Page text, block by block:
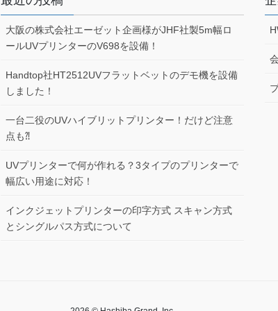
大阪の株式会社エーゼット企画様がJHF社製5m幅ロ
ールUVプリンターのV698を設備！
Handtop社HT2512UVフラットベットのデモ機を設備
しました！
一台二役のUVハイブリットプリンター！だけど注意
点も⁈
UVプリンターで何が作れる？3タイプのプリンターで
幅広い用途に対応！
インクジェットプリンターの印字方式 スキャン方式
とシングルパス方式について